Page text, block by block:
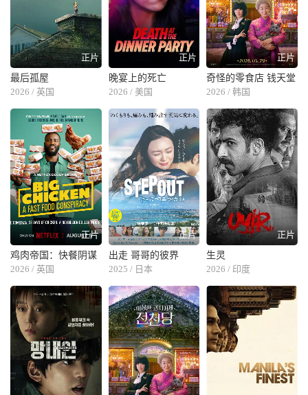
正片
最后孤屋
2026 / 英国
正片
晚宴上的死亡
2026 / 美国
正片
奇怪的零食店 钱天堂
2026 / 韩国
正片
鸡肉帝国：快餐阴谋
2026 / 英国
正片
出走 哥哥的彼界
2025 / 日本
正片
生灵
2026 / 印度